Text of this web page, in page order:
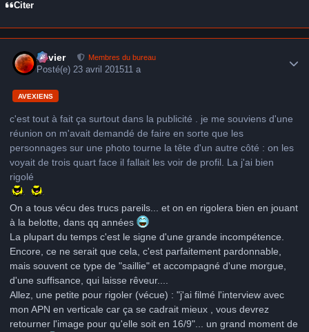
Citer
Xavier Membres du bureau
Posté(e)23 avril 201511 a
AVEXIENS
c'est tout à fait ça surtout dans la publicité . je me souviens d'une
réunion on m'avait demandé de faire en sorte que les
personnages sur une photo tourne la tête d'un autre côté : on les
voyait de trois quart face il fallait les voir de profil. La j'ai bien
rigolé
On a tous vécu des trucs pareils... et on en rigolera bien en jouant
à la belotte, dans qq années
La plupart du temps c'est le signe d'une grande incompétence.
Encore, ce ne serait que cela, c'est parfaitement pardonnable,
mais souvent ce type de "saillie" et accompagné d'une morgue,
d'une suffisance, qui laisse rêveur....
Allez, une petite pour rigoler (vécue) : "j'ai filmé l'interview avec
mon APN en verticale car ça se cadrait mieux , vous devrez
retourner l'image pour qu'elle soit en 16/9"... un grand moment de